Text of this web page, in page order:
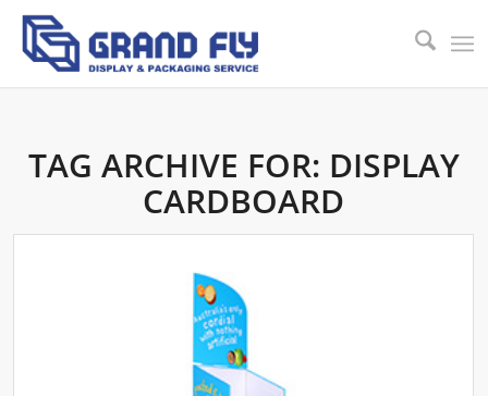
TAG ARCHIVE FOR: DISPLAY
CARDBOARD